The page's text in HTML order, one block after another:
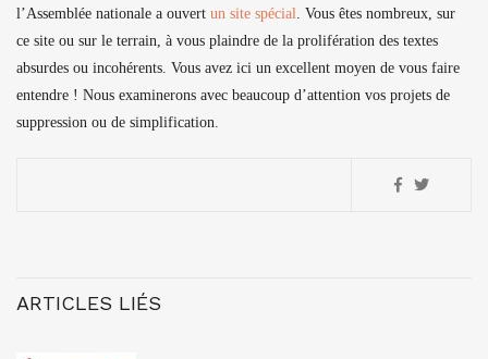
l’Assemblée nationale a ouvert un site spécial. Vous êtes nombreux, sur
ce site ou sur le terrain, à vous plaindre de la prolifération des textes
absurdes ou incohérents. Vous avez ici un excellent moyen de vous faire
entendre ! Nous examinerons avec beaucoup d’attention vos projets de
suppression ou de simplification.
ARTICLES LIÉS